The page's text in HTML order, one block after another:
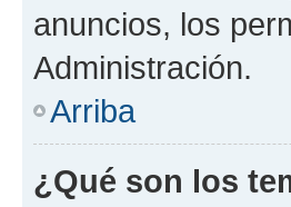
anuncios, los
Administración.
Arriba
¿Qué son los